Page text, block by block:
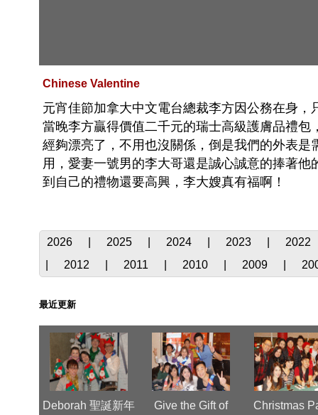
Chinese Valentine
元宵佳節加拿大中文電台總裁李方因公務在身
當晚李方贏得價值二千元的瑞士高級護膚品禮
經夠漂亮了，不用也沒關係，倒是我們的外表
用，愛妻一號男的李大哥還是誠心誠意的捧著
到自己的禮物還要高興，李大嫂真有福啊！
2026 2025 2024 2023
2022
2012 2011 2010 2009
最近更新
Deborah 聖誕新年
Give the Gift of
Christmas